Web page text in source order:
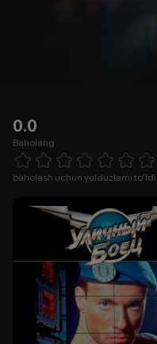
0.0
Baholang
1 Star 2 Stars 3 Stars 4 Stars5 Stars 6 Stars7
baholash uchun yulduzlarni